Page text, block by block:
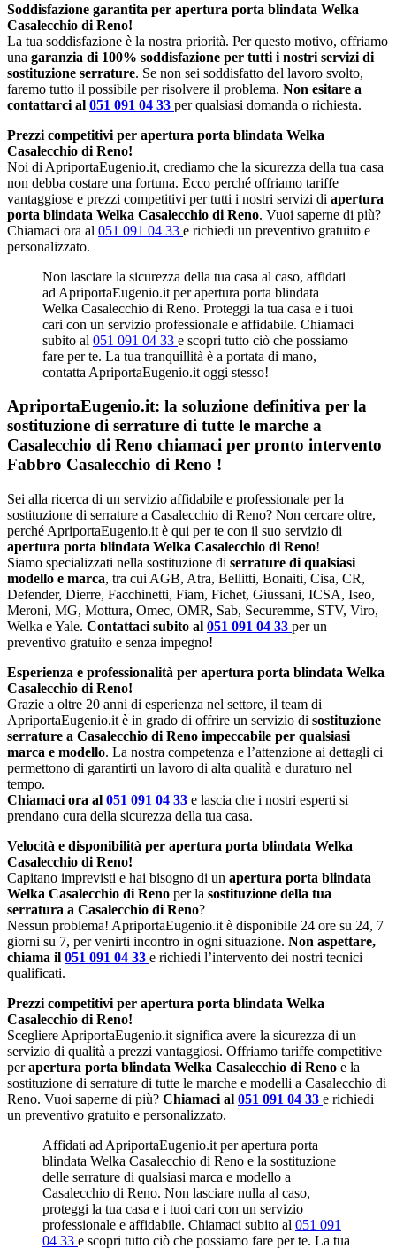
Soddisfazione garantita per apertura porta blindata Welka
Casalecchio di Reno!
La tua soddisfazione è la nostra priorità. Per questo motivo, offriamo
una garanzia di 100% soddisfazione per tutti i nostri servizi di
sostituzione serrature. Se non sei soddisfatto del lavoro svolto,
faremo tutto il possibile per risolvere il problema. Non esitare a
contattarci al 051 091 04 33 per qualsiasi domanda o richiesta.
Prezzi competitivi per apertura porta blindata Welka
Casalecchio di Reno!
Noi di ApriportaEugenio.it, crediamo che la sicurezza della tua casa
non debba costare una fortuna. Ecco perché offriamo tariffe
vantaggiose e prezzi competitivi per tutti i nostri servizi di apertura
porta blindata Welka Casalecchio di Reno. Vuoi saperne di più?
Chiamaci ora al 051 091 04 33 e richiedi un preventivo gratuito e
personalizzato.
Non lasciare la sicurezza della tua casa al caso, affidati
ad ApriportaEugenio.it per apertura porta blindata
Welka Casalecchio di Reno. Proteggi la tua casa e i tuoi
cari con un servizio professionale e affidabile. Chiamaci
subito al 051 091 04 33 e scopri tutto ciò che possiamo
fare per te. La tua tranquillità è a portata di mano,
contatta ApriportaEugenio.it oggi stesso!
ApriportaEugenio.it: la soluzione definitiva per la
sostituzione di serrature di tutte le marche a
Casalecchio di Reno chiamaci per pronto intervento
Fabbro Casalecchio di Reno !
Sei alla ricerca di un servizio affidabile e professionale per la
sostituzione di serrature a Casalecchio di Reno? Non cercare oltre,
perché ApriportaEugenio.it è qui per te con il suo servizio di
apertura porta blindata Welka Casalecchio di Reno!
Siamo specializzati nella sostituzione di serrature di qualsiasi
modello e marca, tra cui AGB, Atra, Bellitti, Bonaiti, Cisa, CR,
Defender, Dierre, Facchinetti, Fiam, Fichet, Giussani, ICSA, Iseo,
Meroni, MG, Mottura, Omec, OMR, Sab, Securemme, STV, Viro,
Welka e Yale. Contattaci subito al 051 091 04 33 per un
preventivo gratuito e senza impegno!
Esperienza e professionalità per apertura porta blindata Welka
Casalecchio di Reno!
Grazie a oltre 20 anni di esperienza nel settore, il team di
ApriportaEugenio.it è in grado di offrire un servizio di sostituzione
serrature a Casalecchio di Reno impeccabile per qualsiasi
marca e modello. La nostra competenza e l’attenzione ai dettagli ci
permettono di garantirti un lavoro di alta qualità e duraturo nel
tempo.
Chiamaci ora al 051 091 04 33 e lascia che i nostri esperti si
prendano cura della sicurezza della tua casa.
Velocità e disponibilità per apertura porta blindata Welka
Casalecchio di Reno!
Capitano imprevisti e hai bisogno di un apertura porta blindata
Welka Casalecchio di Reno per la sostituzione della tua
serratura a Casalecchio di Reno?
Nessun problema! ApriportaEugenio.it è disponibile 24 ore su 24, 7
giorni su 7, per venirti incontro in ogni situazione. Non aspettare,
chiama il 051 091 04 33 e richiedi l’intervento dei nostri tecnici
qualificati.
Prezzi competitivi per apertura porta blindata Welka
Casalecchio di Reno!
Scegliere ApriportaEugenio.it significa avere la sicurezza di un
servizio di qualità a prezzi vantaggiosi. Offriamo tariffe competitive
perapertura porta blindata Welka Casalecchio di Reno e la
sostituzione di serrature di tutte le marche e modelli a Casalecchio di
Reno. Vuoi saperne di più? Chiamaci al 051 091 04 33 e richiedi
un preventivo gratuito e personalizzato.
Affidati ad ApriportaEugenio.it per apertura porta
blindata Welka Casalecchio di Reno e la sostituzione
delle serrature di qualsiasi marca e modello a
Casalecchio di Reno. Non lasciare nulla al caso,
proteggi la tua casa e i tuoi cari con un servizio
professionale e affidabile. Chiamaci subito al 051 091
04 33 e scopri tutto ciò che possiamo fare per te. La tua